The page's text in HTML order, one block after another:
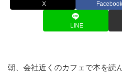
X Facebook
LINE
朝、会社近くのカフェで本を読